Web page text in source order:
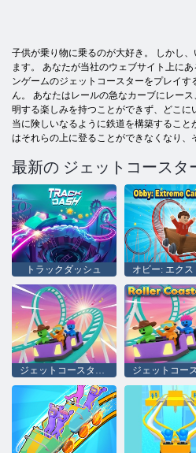
子供が乗り物に乗るのが大好き。 しかし
ます。 あなたが当社のウェブサイト上に
ンゲームのジェットコースターをプレイ
ん。 あなたはレールの急なカーブにレー
明する楽しみを持つことができず、どこ
当に険しいなるように鉄道を構築するこ
はそれらの上に登ることができなくなり、
最新の ジェットコースタ
トラックダッシュ